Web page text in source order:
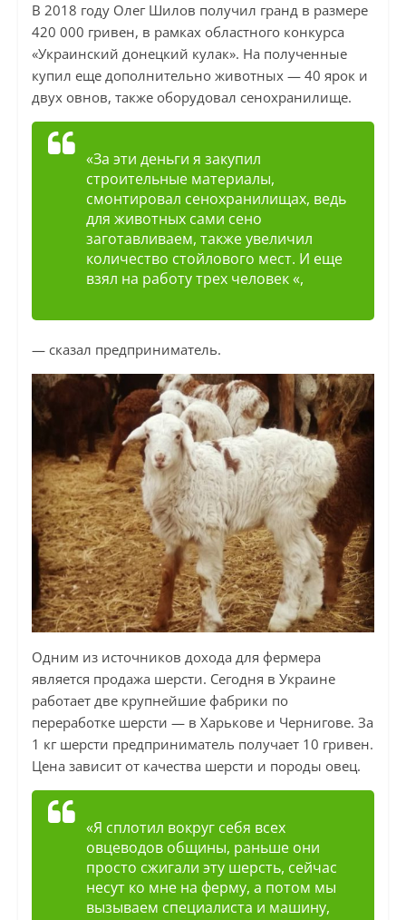
В 2018 году Олег Шилов получил гранд в размере
420 000 гривен, в рамках областного конкурса
«Украинский донецкий кулак». На полученные
купил еще дополнительно животных — 40 ярок и
двух овнов, также оборудовал сенохранилище.
«За эти деньги я закупил
строительные материалы,
смонтировал сенохранилищах, ведь
для животных сами сено
заготавливаем, также увеличил
количество стойлового мест. И еще
взял на работу трех человек «,
— сказал предприниматель.
Одним из источников дохода для фермера
является продажа шерсти. Сегодня в Украине
работает две крупнейшие фабрики по
переработке шерсти — в Харькове и Чернигове. За
1 кг шерсти предприниматель получает 10 гривен.
Цена зависит от качества шерсти и породы овец.
«Я сплотил вокруг себя всех
овцеводов общины, раньше они
просто сжигали эту шерсть, сейчас
несут ко мне на ферму, а потом мы
вызываем специалиста и машину,